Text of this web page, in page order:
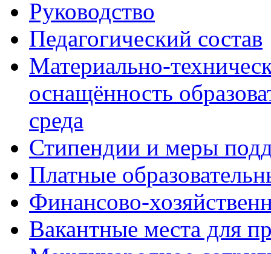
Руководство
Педагогический состав
Материально-
оснащённость
среда
Стипендии и меры
Платные
Финансово-
Вакантные места для